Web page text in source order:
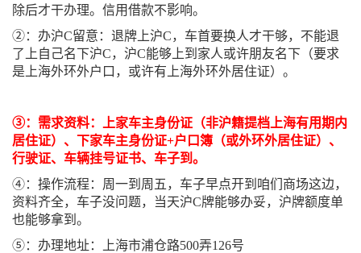
除后才干办理。信用借款不影响。
②：办沪C留意：退牌上沪C，车首要换人才干够，不能退
了上自己名下沪C，沪C能够上到家人或许朋友名下（要求
是上海外环外户口，或许有上海外环外居住证）。
③：需求资料：上家车主身份证（非沪籍提档上海有用期内
居住证）、下家车主身份证+户口簿（或外环外居住证）、
行驶证、车辆挂号证书、车子到。
④：操作流程：周一到周五，车子早点开到咱们商场这边，
资料齐全，车子没问题，当天沪C牌能够办妥，沪牌额度单
也能够拿到。
⑤：办理地址：上海市浦仓路500弄126号